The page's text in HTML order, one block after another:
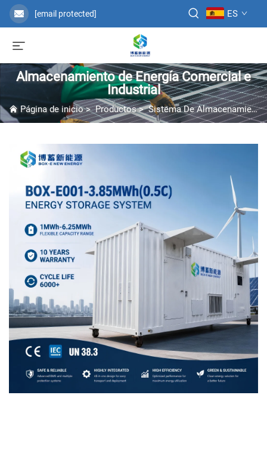
[email protected] ES
Almacenamiento de Energía Comercial e
Industrial
Página de inicio>Productos>Sistema De Almacenamiento De Energía